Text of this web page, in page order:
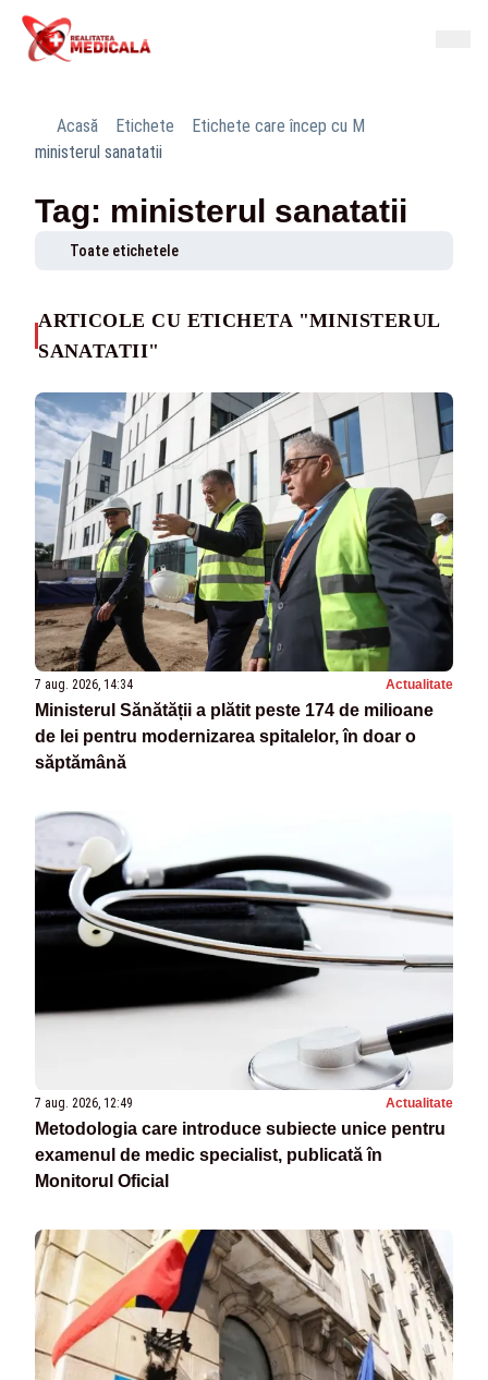
Acasă Etichete
Etichete care încep cu M
ministerul sanatatii
Tag: ministerul sanatatii
Toate etichetele
ARTICOLE CU ETICHETA "MINISTERUL
SANATATII"
7 aug. 2026, 14:34 Actualitate
Ministerul Sănătății a plătit peste 174 de milioane
de lei pentru modernizarea spitalelor, în doar o
săptămână
7 aug. 2026, 12:49 Actualitate
Metodologia care introduce subiecte unice pentru
examenul de medic specialist, publicată în
Monitorul Oficial